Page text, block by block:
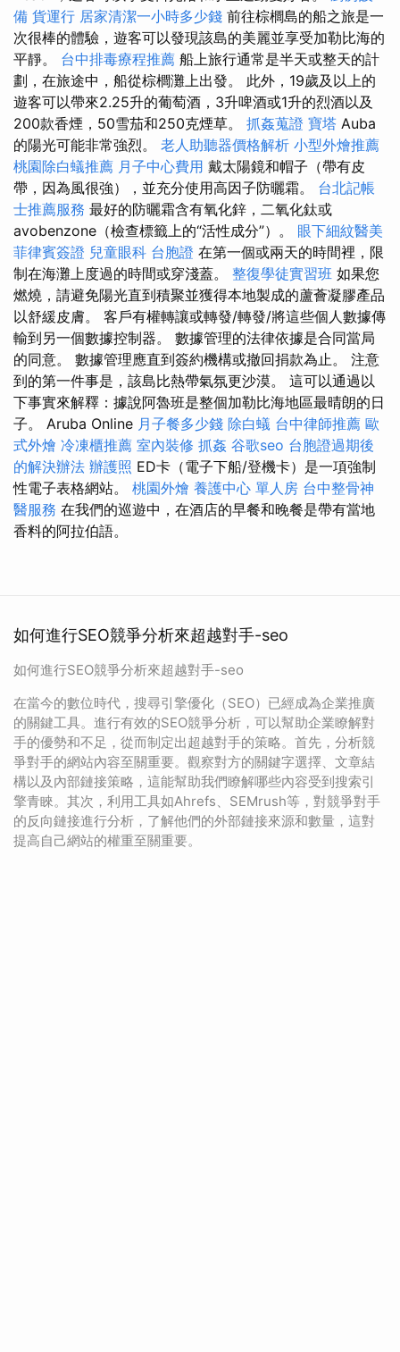
備 貨運行 居家清潔一小時多少錢 前往棕櫚島的船之旅是一
次很棒的體驗，遊客可以發現該島的美麗並享受加勒比海的
平靜。 台中排毒療程推薦 船上旅行通常是半天或整天的計
劃，在旅途中，船從棕櫚灘上出發。 此外，19歲及以上的
遊客可以帶來2.25升的葡萄酒，3升啤酒或1升的烈酒以及
200款香煙，50雪茄和250克煙草。 抓姦蒐證 寶塔 Auba
的陽光可能非常強烈。 老人助聽器價格解析 小型外燴推薦
桃園除白蟻推薦 月子中心費用 戴太陽鏡和帽子（帶有皮
帶，因為風很強），並充分使用高因子防曬霜。 台北記帳
士推薦服務 最好的防曬霜含有氧化鋅，二氧化鈦或
avobenzone（檢查標籤上的“活性成分”）。 眼下細紋醫美
菲律賓簽證 兒童眼科 台胞證 在第一個或兩天的時間裡，限
制在海灘上度過的時間或穿淺蓋。 整復學徒實習班 如果您
燃燒，請避免陽光直到積聚並獲得本地製成的蘆薈凝膠產品
以舒緩皮膚。 客戶有權轉讓或轉發/轉發/將這些個人數據傳
輸到另一個數據控制器。 數據管理的法律依據是合同當局
的同意。 數據管理應直到簽約機構或撤回捐款為止。 注意
到的第一件事是，該島比熱帶氣氛更沙漠。 這可以通過以
下事實來解釋：據說阿魯班是整個加勒比海地區最晴朗的日
子。 Aruba Online 月子餐多少錢 除白蟻 台中律師推薦 歐
式外燴 冷凍櫃推薦 室內裝修 抓姦 谷歌seo 台胞證過期後
的解決辦法 辦護照 ED卡（電子下船/登機卡）是一項強制
性電子表格網站。 桃園外燴 養護中心 單人房 台中整骨神
醫服務 在我們的巡遊中，在酒店的早餐和晚餐是帶有當地
香料的阿拉伯語。
如何進行SEO競爭分析來超越對手-seo
如何進行SEO競爭分析來超越對手-seo
在當今的數位時代，搜尋引擎優化（SEO）已經成為企業推廣
的關鍵工具。進行有效的SEO競爭分析，可以幫助企業瞭解對
手的優勢和不足，從而制定出超越對手的策略。首先，分析競
爭對手的網站內容至關重要。觀察對方的關鍵字選擇、文章結
構以及內部鏈接策略，這能幫助我們瞭解哪些內容受到搜索引
擎青睞。其次，利用工具如Ahrefs、SEMrush等，對競爭對手
的反向鏈接進行分析，了解他們的外部鏈接來源和數量，這對
提高自己網站的權重至關重要。